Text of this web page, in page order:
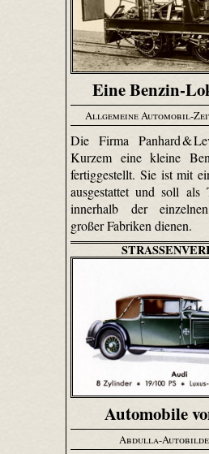
Eine Benzin-
Allgemeine Automobil-
Die Firma Panhard &
Kurzem eine kleine
fertiggestellt. Sie ist mit
ausgestattet und soll als
innerhalb der
großer Fabriken dienen.
Automobile
Abdulla-